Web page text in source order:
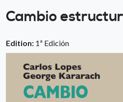
Cambio
Edition: 1ª Edición